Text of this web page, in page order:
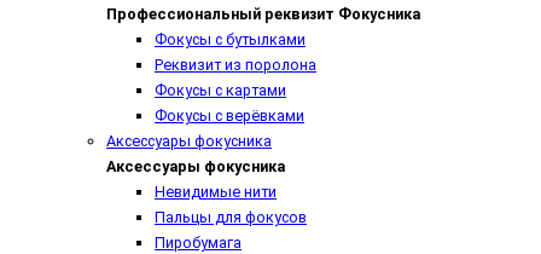
Профессиональный реквизит Фокусника
Фокусы с бутылками
Реквизит из поролона
Фокусы с картами
Фокусы с верёвками
Аксессуары фокусника
Аксессуары фокусника
Невидимые нити
Пальцы для фокусов
Пиробумага